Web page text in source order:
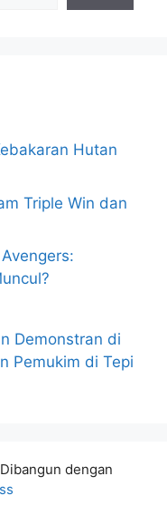
Hutan
Triple Win dan
Demonstran di
Pemukim di Tepi
dengan